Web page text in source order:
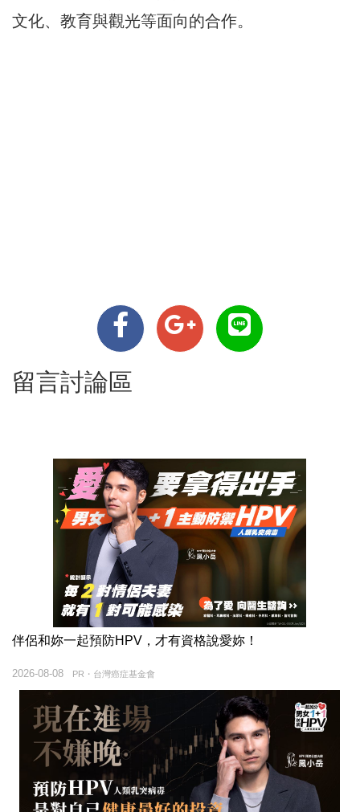
文化、教育與觀光等面向的合作。
留言討論區
伴侶和妳一起預防HPV，才有資格說愛妳！
PR・台灣癌症基金會
2026-08-08